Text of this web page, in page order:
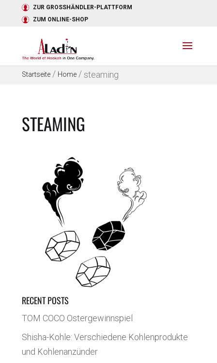
ZUR GROSSHÄNDLER-PLATTFORM
ZUM ONLINE-SHOP
Startseite/ Home/steaming
STEAMING
RECENT POSTS
TOM COCO Ostergewinnspiel
Shisha-Kohle: Verschiedene Kohlenprodukte
und Kohlenanzünder